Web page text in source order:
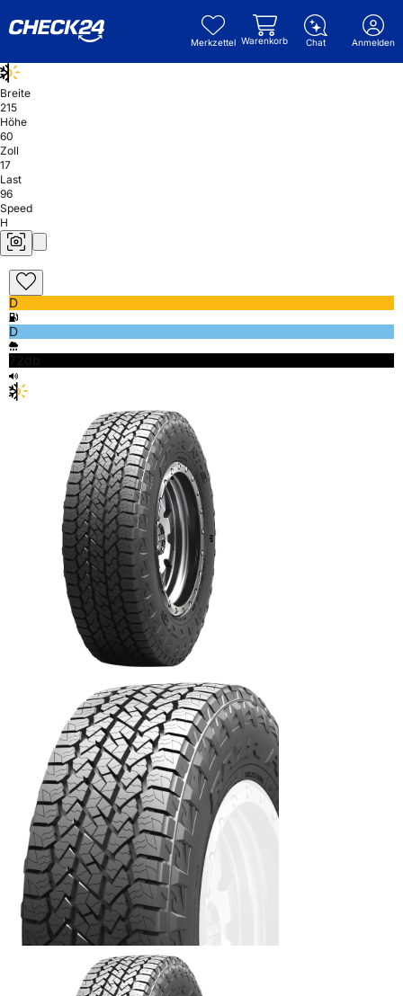
Merkzettel Warenkorb Chat Anmelden
Breite
215
Höhe
60
Zoll
17
Last
96
Speed
H
D
D
72db